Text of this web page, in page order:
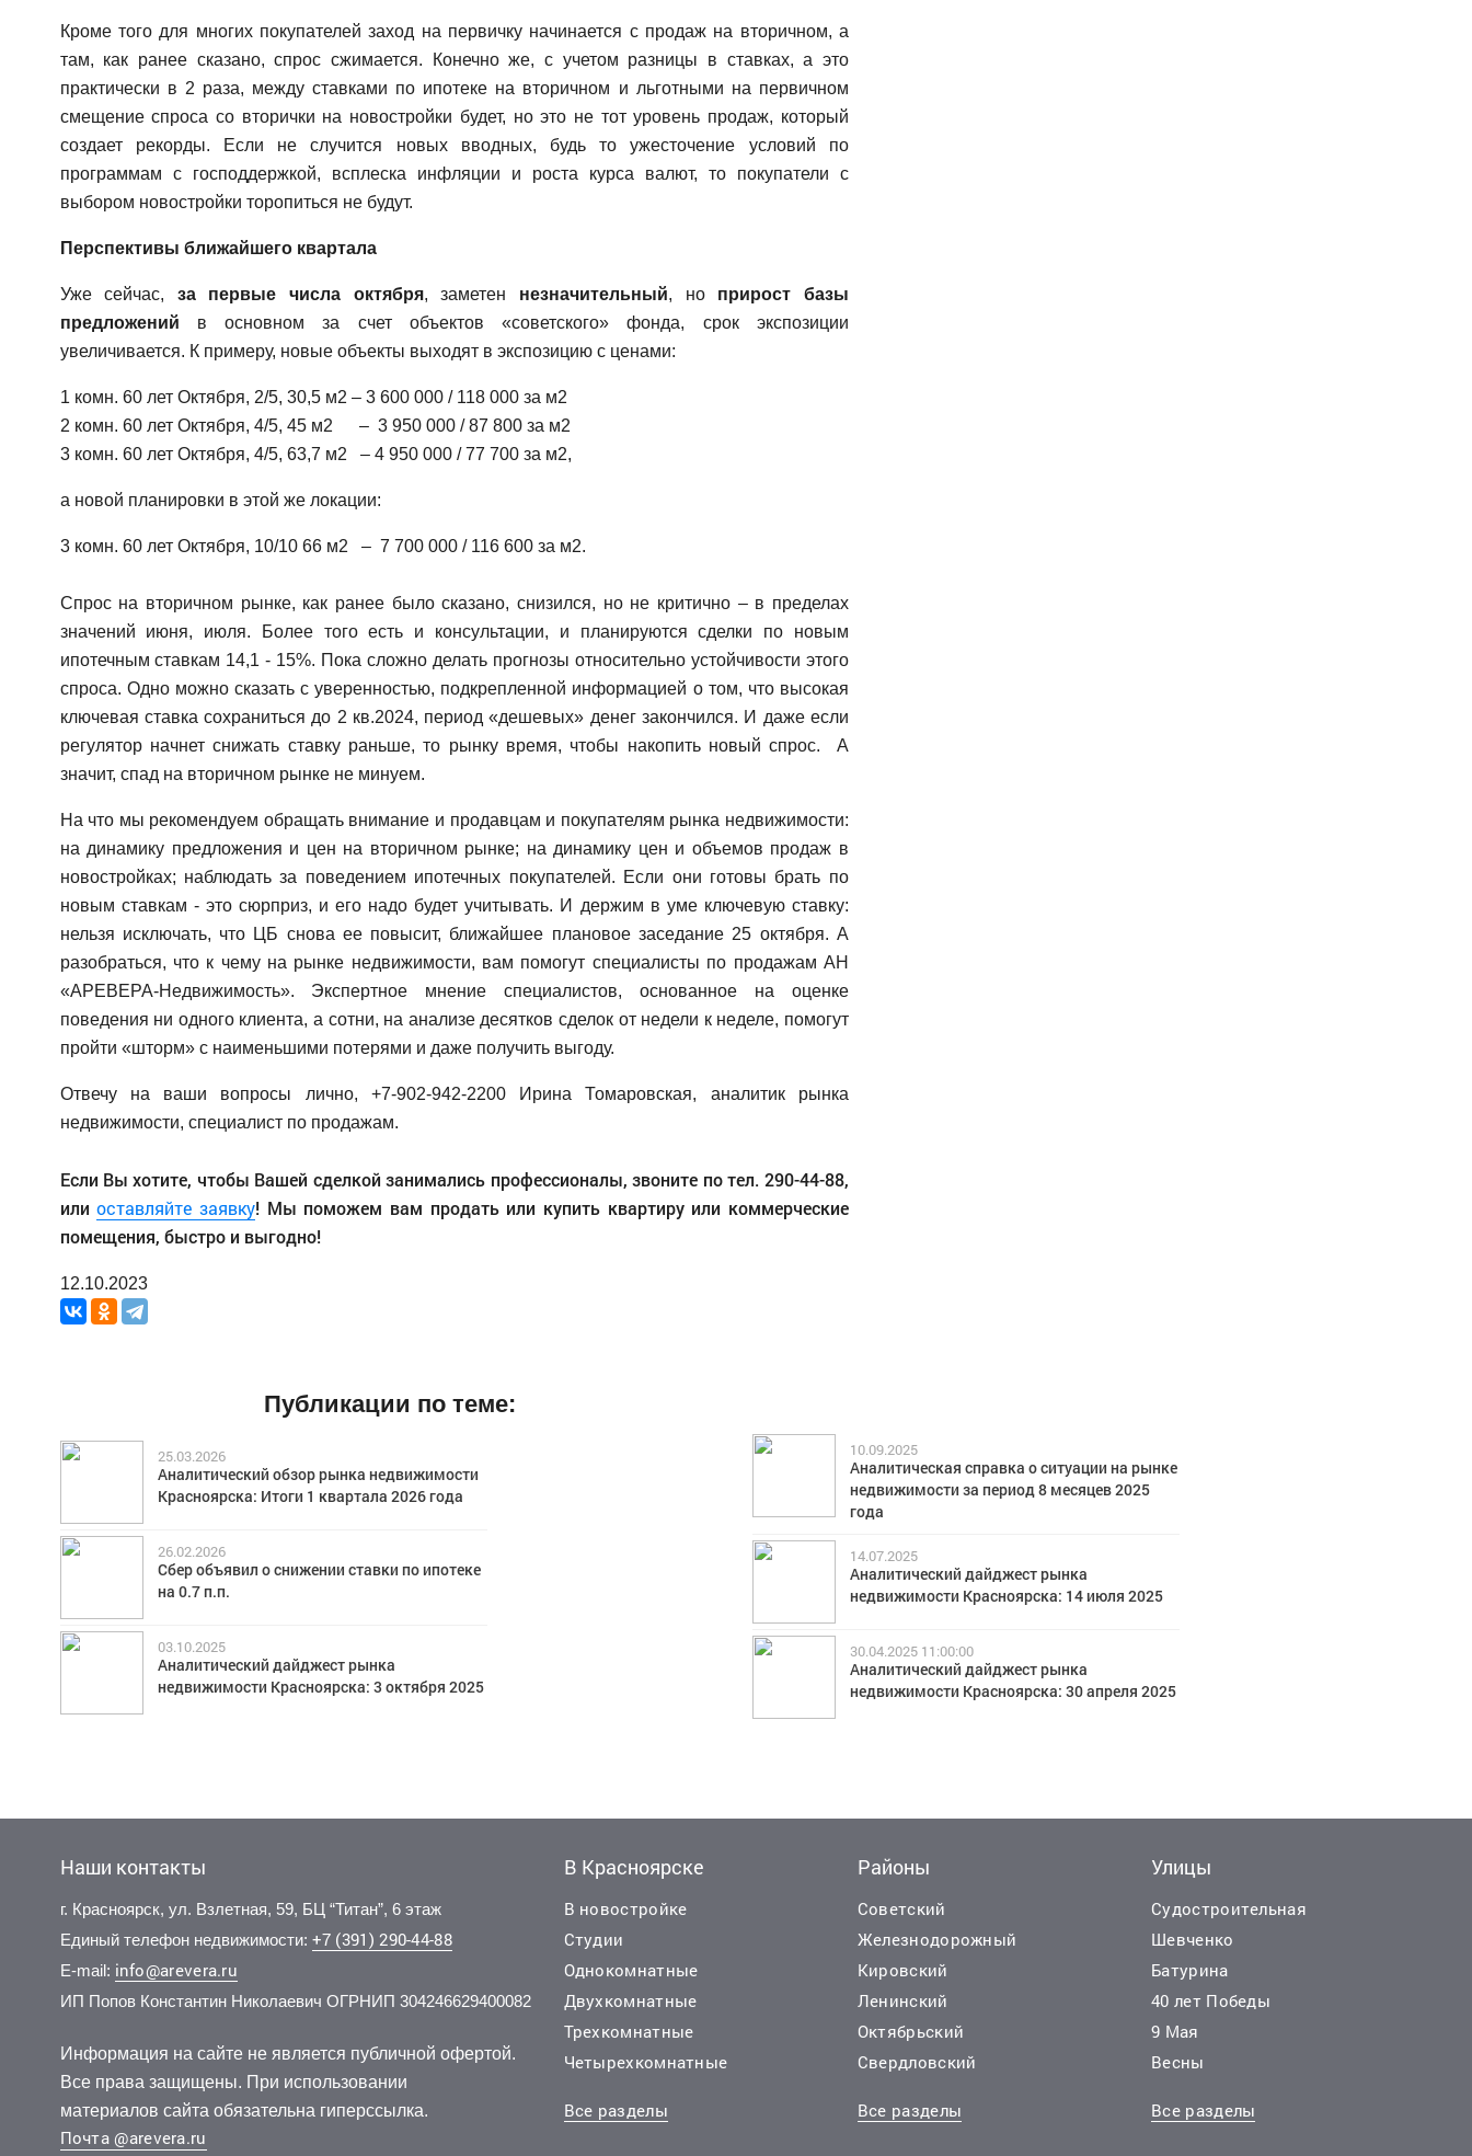
Кроме того для многих покупателей заход на первичку начинается с продаж на вторичном, а
там, как ранее сказано, спрос сжимается. Конечно же, с учетом разницы в ставках, а это
практически в 2 раза, между ставками по ипотеке на вторичном и льготными на первичном
смещение спроса со вторички на новостройки будет, но это не тот уровень продаж, который
создает рекорды. Если не случится новых вводных, будь то ужесточение условий по
программам с господдержкой, всплеска инфляции и роста курса валют, то покупатели с
выбором новостройки торопиться не будут.
Перспективы ближайшего квартала
Уже сейчас, за первые числа октября, заметен незначительный, но прирост базы
предложений в основном за счет объектов «советского» фонда, срок экспозиции
увеличивается. К примеру, новые объекты выходят в экспозицию с ценами:
1 комн. 60 лет Октября, 2/5, 30,5 м2 – 3 600 000 / 118 000 за м2
2 комн. 60 лет Октября, 4/5, 45 м2 – 3 950 000 / 87 800 за м2
3 комн. 60 лет Октября, 4/5, 63,7 м2 – 4 950 000 / 77 700 за м2,
а новой планировки в этой же локации:
3 комн. 60 лет Октября, 10/10 66 м2 – 7 700 000 / 116 600 за м2.
Спрос на вторичном рынке, как ранее было сказано, снизился, но не критично – в пределах
значений июня, июля. Более того есть и консультации, и планируются сделки по новым
ипотечным ставкам 14,1 - 15%. Пока сложно делать прогнозы относительно устойчивости этого
спроса. Одно можно сказать с уверенностью, подкрепленной информацией о том, что высокая
ключевая ставка сохраниться до 2 кв.2024, период «дешевых» денег закончился. И даже если
регулятор начнет снижать ставку раньше, то рынку время, чтобы накопить новый спрос. А
значит, спад на вторичном рынке не минуем.
На что мы рекомендуем обращать внимание и продавцам и покупателям рынка недвижимости:
на динамику предложения и цен на вторичном рынке; на динамику цен и объемов продаж в
новостройках; наблюдать за поведением ипотечных покупателей. Если они готовы брать по
новым ставкам - это сюрприз, и его надо будет учитывать. И держим в уме ключевую ставку:
нельзя исключать, что ЦБ снова ее повысит, ближайшее плановое заседание 25 октября. А
разобраться, что к чему на рынке недвижимости, вам помогут специалисты по продажам АН
«АРЕВЕРА-Недвижимость». Экспертное мнение специалистов, основанное на оценке
поведения ни одного клиента, а сотни, на анализе десятков сделок от недели к неделе, помогут
пройти «шторм» с наименьшими потерями и даже получить выгоду.
Отвечу на ваши вопросы лично, +7-902-942-2200 Ирина Томаровская, аналитик рынка
недвижимости, специалист по продажам.
Если Вы хотите, чтобы Вашей сделкой занимались профессионалы, звоните по тел. 290-44-88,
илиоставляйте заявку! Мы поможем вам продать или купить квартиру или коммерческие
помещения, быстро и выгодно!
12.10.2023
Публикации по теме:
25.03.2026
Аналитический обзор рынка недвижимости
Красноярска: Итоги 1 квартала 2026 года
26.02.2026
Сбер объявил о снижении ставки по ипотеке
на 0.7 п.п.
03.10.2025
Аналитический дайджест рынка
недвижимости Красноярска: 3 октября 2025
10.09.2025
Аналитическая справка о ситуации на рынке
недвижимости за период 8 месяцев 2025
года
14.07.2025
Аналитический дайджест рынка
недвижимости Красноярска: 14 июля 2025
30.04.2025 11:00:00
Аналитический дайджест рынка
недвижимости Красноярска: 30 апреля 2025
Наши контакты
г. Красноярск, ул. Взлетная, 59, БЦ “Титан”, 6 этаж
Единый телефон недвижимости: +7 (391) 290-44-88
E-mail: info@arevera.ru
ИП Попов Константин Николаевич ОГРНИП 304246629400082
Информация на сайте не является публичной офертой.
Все права защищены. При использовании
материалов сайта обязательна гиперссылка.
В Красноярске
В новостройке
Студии
Однокомнатные
Двухкомнатные
Трехкомнатные
Четырехкомнатные
Все разделы
Районы
Советский
Железнодорожный
Кировский
Ленинский
Октябрьский
Свердловский
Все разделы
Улицы
Судостроительная
Шевченко
Батурина
40 лет Победы
9 Мая
Весны
Все разделы
Почта @arevera.ru